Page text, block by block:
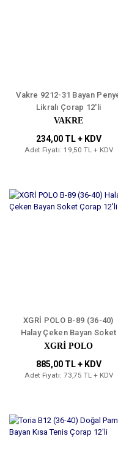
Vakre 9212-31 Bayan
Likralı Çorap 12'li
VAKRE
234,00 TL + KDV
Adet Fiyatı: 19,50 TL + KDV
XGRİ POLO B-89 (36-40)
Halay Çeken Bayan Soket
Çorap 12'li
XGRİ POLO
885,00 TL + KDV
Adet Fiyatı: 73,75 TL + KDV